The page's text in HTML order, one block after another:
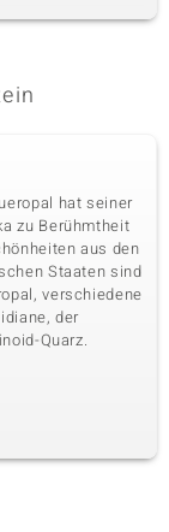
hat seiner
zu Berühmtheit
aus den
Staaten sind
verschiedene
der
Quarz.